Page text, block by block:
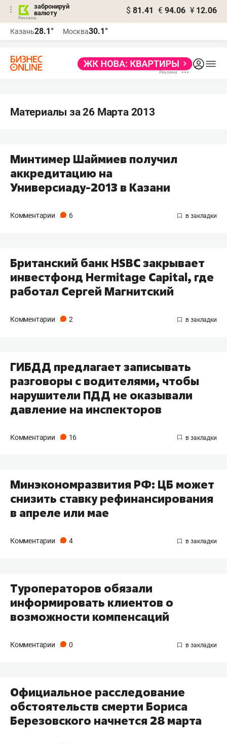
забронируй
валюту
$ 81.41 € 94.06 ¥ 12.06
Казань28.1° Москва30.1°
Материалы за 26 Марта 2013
Минтимер Шаймиев получил
аккредитацию на
Универсиаду-2013 в Казани
Комментарии 6
Британский банк HSBC закрывает
инвестфонд Hermitage Capital, где
работал Сергей Магнитский
Комментарии 2
ГИБДД предлагает записывать
разговоры с водителями, чтобы
нарушители ПДД не оказывали
давление на инспекторов
Комментарии 16
Минэкономразвития РФ: ЦБ может
снизить ставку рефинансирования
в апреле или мае
Комментарии 4
Туроператоров обязали
информировать клиентов о
возможности компенсаций
Комментарии 0
Официальное расследование
обстоятельств смерти Бориса
Березовского начнется 28 марта